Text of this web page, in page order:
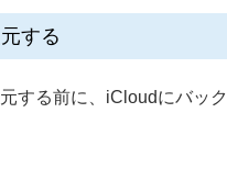
する
する前に、iCloudにバッ